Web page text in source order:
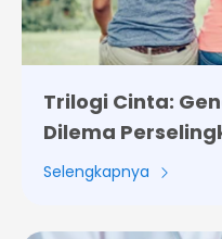
Trilogi Cinta:
Dilema
Selengkapnya